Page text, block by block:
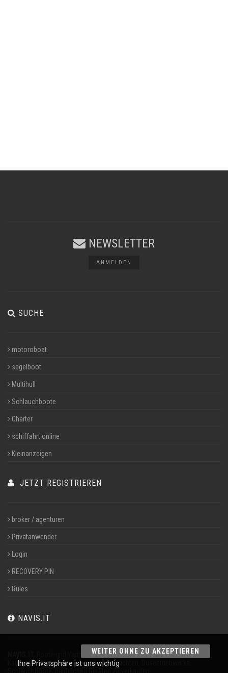
NEWSLETTER
ANMELDEN
SUCHE
motoroboat
segelboot
Multihull
Schlauchboote
Charter
schiffahrt online
Kleinanzeigen
JETZT REGISTRIEREN
broker / agenturen
Privatanwender
Login
RECOVERY PIN
Rules
NAVIS.IT
Boote und Yachten an 365 Tagen im Jahr
Kaufen auf Motorboote, Segelboote, Yachten, Düsentriebwerke,
WEITER OHNE ZU AKZEPTIEREN
Ihre Privatsphäre ist uns wichtig